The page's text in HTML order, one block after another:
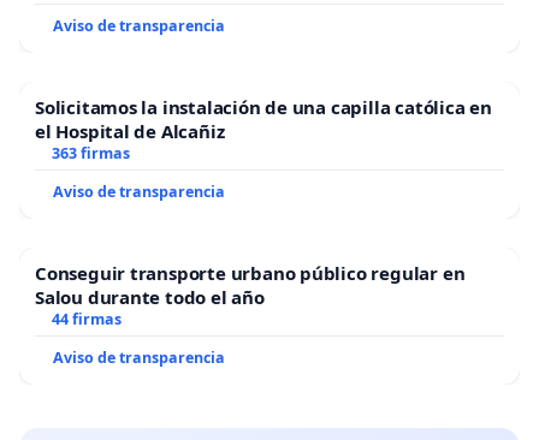
Aviso de transparencia
Solicitamos la instalación de una capilla católica en
el Hospital de Alcañiz
363 firmas
Aviso de transparencia
Conseguir transporte urbano público regular en
Salou durante todo el año
44 firmas
Aviso de transparencia